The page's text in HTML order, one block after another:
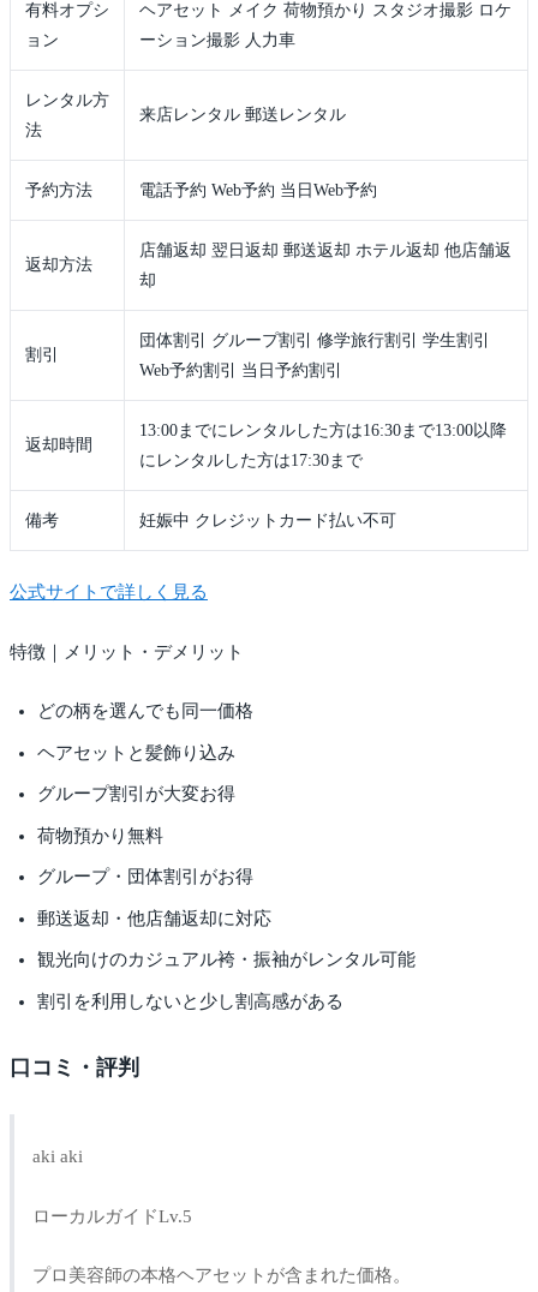
有料オプシ
ョン
ヘアセット メイク 荷物預かり スタジオ撮影 ロケ
ーション撮影 人力車
レンタル方
法
来店レンタル 郵送レンタル
予約方法 電話予約 Web予約 当日Web予約
返却方法
店舗返却 翌日返却 郵送返却 ホテル返却 他店舗返
却
割引
団体割引 グループ割引 修学旅行割引 学生割引
Web予約割引 当日予約割引
返却時間
13:00までにレンタルした方は16:30まで13:00以降
にレンタルした方は17:30まで
備考 妊娠中 クレジットカード払い不可
公式サイトで詳しく見る
特徴｜メリット・デメリット
どの柄を選んでも同一価格
ヘアセットと髪飾り込み
グループ割引が大変お得
荷物預かり無料
グループ・団体割引がお得
郵送返却・他店舗返却に対応
観光向けのカジュアル袴・振袖がレンタル可能
割引を利用しないと少し割高感がある
口コミ・評判
aki aki
ローカルガイドLv.5
プロ美容師の本格ヘアセットが含まれた価格。